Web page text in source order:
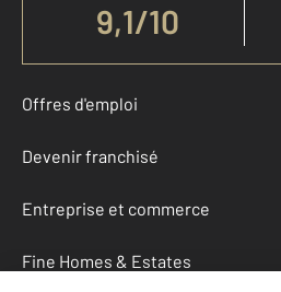
9,1/10
Offres d'emploi
Devenir franchisé
Entreprise et commerce
Fine Homes & Estates